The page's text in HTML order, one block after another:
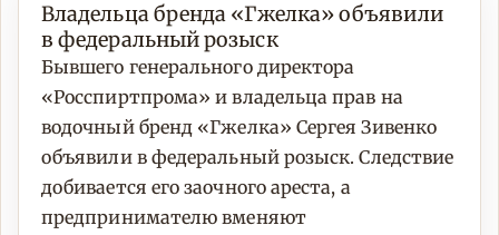
Владельца бренда «Гжелка» объявили
в федеральный розыск
Бывшего генерального директора
«Росспиртпрома» и владельца прав на
водочный бренд «Гжелка» Сергея Зивенко
объявили в федеральный розыск. Следствие
добивается его заочного ареста, а
предпринимателю вменяют